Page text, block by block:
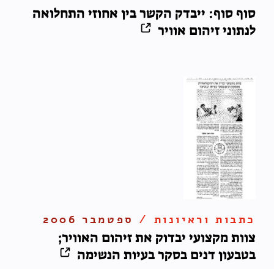
סוף סוף: ייבדק הקשר בין אחוזי התחלואה
לנתוני זיהום אוויר
כתבות וראיונות / ספטמבר 2006
צוות מקצועי יבדוק את זיהום האוויר;
בטבעון דנים בסקר בעיות הנשימה